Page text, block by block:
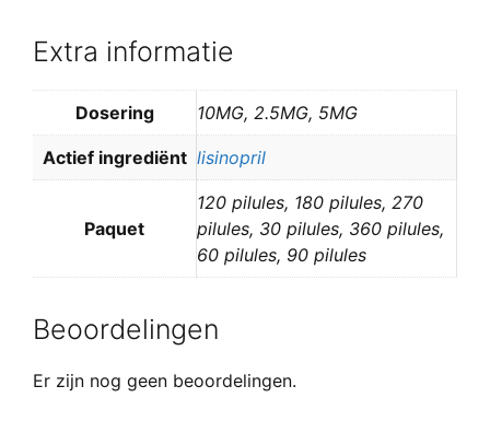
Extra informatie
Dosering 10MG, 2.5MG, 5MG
Actief ingrediënt lisinopril
Paquet
120 pilules, 180 pilules, 270
pilules, 30 pilules, 360 pilules,
60 pilules, 90 pilules
Beoordelingen
Er zijn nog geen beoordelingen.